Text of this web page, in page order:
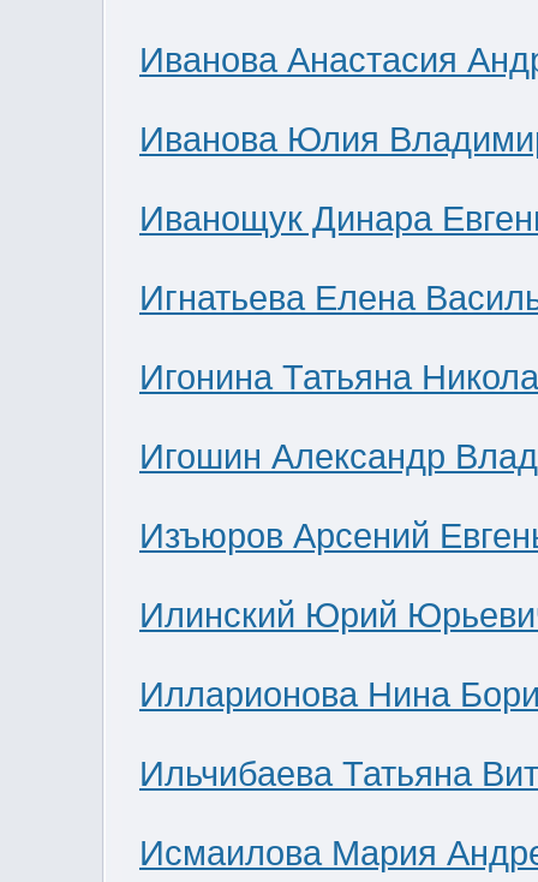
Иванова Анастасия
Иванова Юлия
Иванощук Динара
Игнатьева Елена
Игонина Татьяна
Игошин Александр
Изъюров Арсений
Илинский Юрий
Илларионова Нина
Ильчибаева Татьяна
Исмаилова Мария